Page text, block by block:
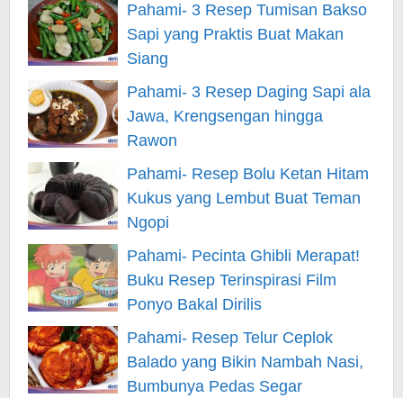
Pahami- 3 Resep Tumisan Bakso
Sapi yang Praktis Buat Makan
Siang
Pahami- 3 Resep Daging Sapi ala
Jawa, Krengsengan hingga
Rawon
Pahami- Resep Bolu Ketan Hitam
Kukus yang Lembut Buat Teman
Ngopi
Pahami- Pecinta Ghibli Merapat!
Buku Resep Terinspirasi Film
Ponyo Bakal Dirilis
Pahami- Resep Telur Ceplok
Balado yang Bikin Nambah Nasi,
Bumbunya Pedas Segar